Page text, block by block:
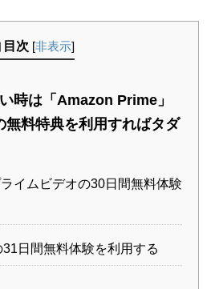
目次 [非表示]
時は「Amazon Prime」
無料特典を利用すればタダ
イムビデオの30日間無料体験
日間無料体験を利用する